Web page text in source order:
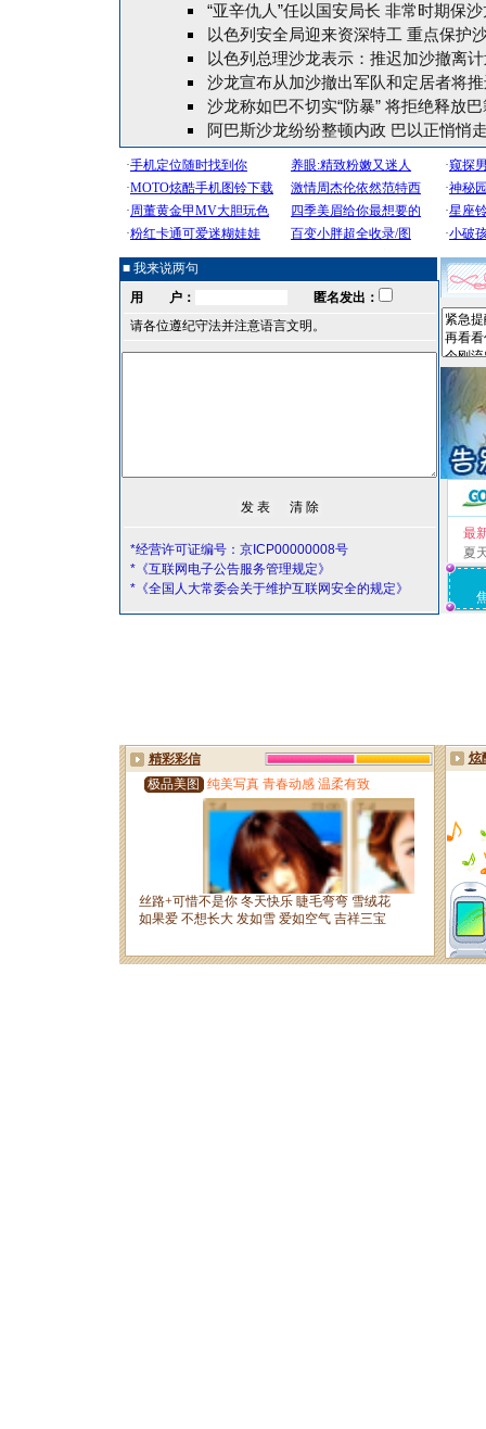
“亚辛仇人”任以国安局长 非常时期保
以色列安全局迎来资深特工 重点保护
以色列总理沙龙表示：推迟加沙撤离
沙龙宣布从加沙撤出军队和定居者将
沙龙称如巴不切实“防暴” 将拒绝释放
阿巴斯沙龙纷纷整顿内政 巴以正悄悄
■ 我来说两句
用 户：
匿名发出：
请各位遵纪守法并注意语言文明。
*经营许可证编号：京ICP00000008号
*《互联网电子公告服务管理规定》
*《全国人大常委会关于维护互联网安全的规定》
最
夏